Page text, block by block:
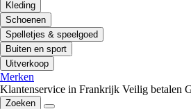
Kleding
Schoenen
Spelletjes & speelgoed
Buiten en sport
Uitverkoop
Merken
Klantenservice in Frankrijk Veilig betalen
Zoeken